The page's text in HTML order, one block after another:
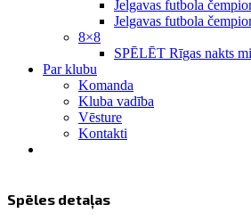
Jelgavas futbola
Jelgavas futbola
8×8
SPĒLĒT Rīgas nakts
Par klubu
Komanda
Kluba vadība
Vēsture
Kontakti
Spēles detaļas